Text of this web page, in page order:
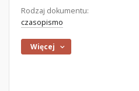
Rodzaj dokumentu:
czasopismo
Więcej